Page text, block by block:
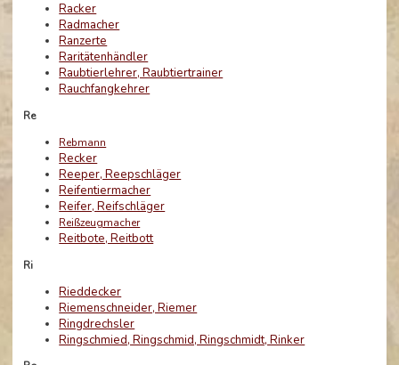
Racker
Radmacher
Ranzerte
Raritätenhändler
Raubtierlehrer, Raubtiertrainer
Rauchfangkehrer
Re
Rebmann
Recker
Reeper, Reepschläger
Reifentiermacher
Reifer, Reifschläger
Reißzeugmacher
Reitbote, Reitbott
Ri
Rieddecker
Riemenschneider, Riemer
Ringdrechsler
Ringschmied, Ringschmid, Ringschmidt, Rinker